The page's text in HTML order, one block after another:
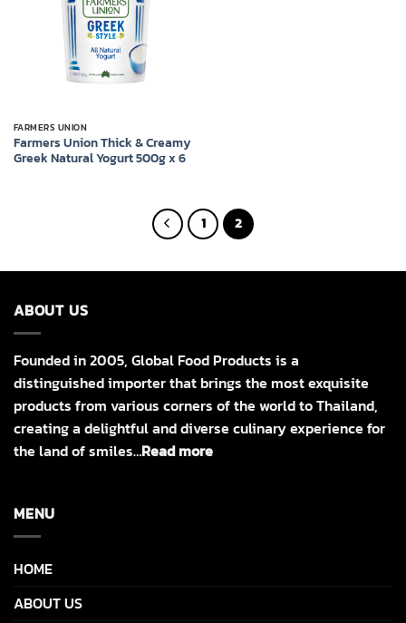
FARMERS UNION
Farmers Union Thick & Creamy
Greek Natural Yogurt 500g x 6
1 2
ABOUT US
Founded in 2005, Global Food Products is a
distinguished importer that brings the most exquisite
products from various corners of the world to Thailand,
creating a delightful and diverse culinary experience for
the land of smiles…Read more
MENU
HOME
ABOUT US